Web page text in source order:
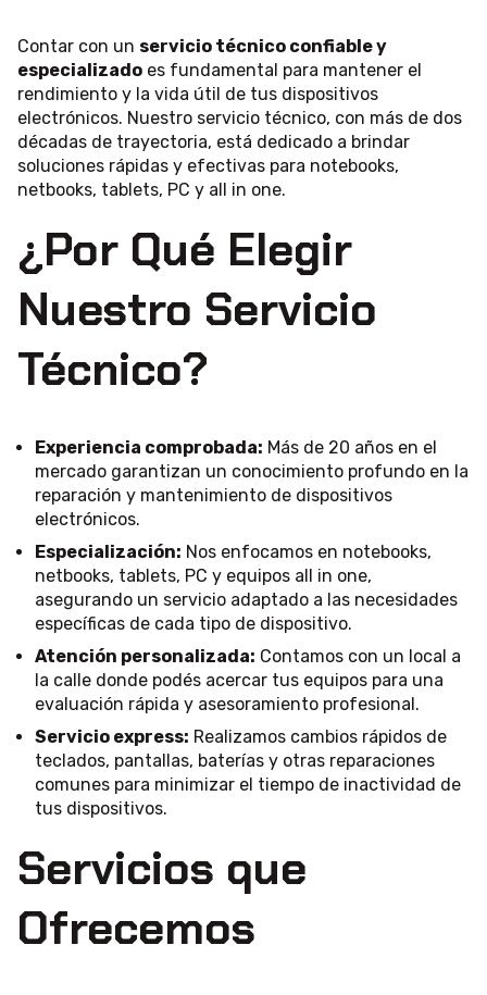
Contar con un servicio técnico confiable y
especializado es fundamental para mantener el
rendimiento y la vida útil de tus dispositivos
electrónicos. Nuestro servicio técnico, con más de dos
décadas de trayectoria, está dedicado a brindar
soluciones rápidas y efectivas para notebooks,
netbooks, tablets, PC y all in one.
¿Por Qué Elegir
Nuestro Servicio
Técnico?
Experiencia comprobada: Más de 20 años en el
mercado garantizan un conocimiento profundo en la
reparación y mantenimiento de dispositivos
electrónicos.
Especialización: Nos enfocamos en notebooks,
netbooks, tablets, PC y equipos all in one,
asegurando un servicio adaptado a las necesidades
específicas de cada tipo de dispositivo.
Atención personalizada: Contamos con un local a
la calle donde podés acercar tus equipos para una
evaluación rápida y asesoramiento profesional.
Servicio express: Realizamos cambios rápidos de
teclados, pantallas, baterías y otras reparaciones
comunes para minimizar el tiempo de inactividad de
tus dispositivos.
Servicios que
Ofrecemos